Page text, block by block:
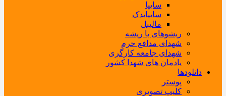
سایپا
سایپایدک
مالیبل
ریشوهای با ریشه
شهدای مدافع حرم
شهدای جامعه کارگری
یادمان های شهدا کشور
دانلودها
پوستر
کلیپ تصویری